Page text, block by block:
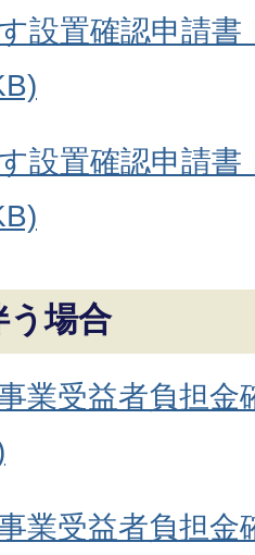
設置確認申請書
設置確認申請
う場合
業受益者負担金
業受益者負担